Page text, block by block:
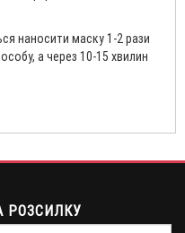
наносити маску 1-2 рази
а через 10-15 хвилин
РОЗСИЛКУ